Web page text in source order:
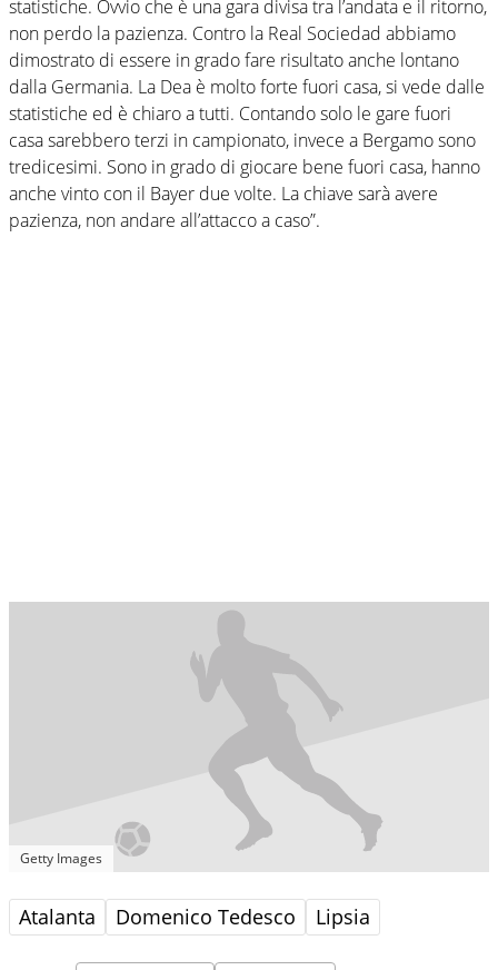
statistiche. Ovvio che è una gara divisa tra l’andata e il ritorno,
non perdo la pazienza. Contro la Real Sociedad abbiamo
dimostrato di essere in grado fare risultato anche lontano
dalla Germania. La Dea è molto forte fuori casa, si vede dalle
statistiche ed è chiaro a tutti. Contando solo le gare fuori
casa sarebbero terzi in campionato, invece a Bergamo sono
tredicesimi. Sono in grado di giocare bene fuori casa, hanno
anche vinto con il Bayer due volte. La chiave sarà avere
pazienza, non andare all’attacco a caso”.
Getty Images
Atalanta Domenico Tedesco Lipsia